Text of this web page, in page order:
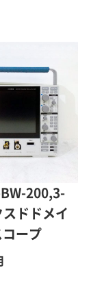
引率10％）
引率20％）
引率25％）
引率30％）
引率35％）
引率 40％）
率45％）
率50％）
200,3-
スドドメイ
コープ